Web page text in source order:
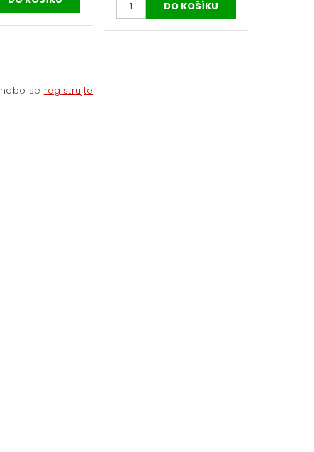
nebo se registrujte.